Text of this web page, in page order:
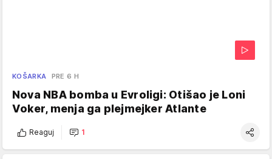
KOŠARKA PRE 6 H
Nova NBA bomba u Evroligi: Otišao je Loni
Voker, menja ga plejmejker Atlante
Reaguj 1